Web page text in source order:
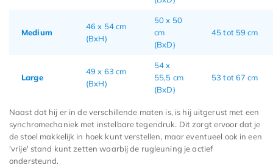
Medium
46 x 54 cm
(BxH)
50 x 50
cm
(BxD)
45 tot 59 cm
Large
49 x 63 cm
(BxH)
54 x
55,5 cm
(BxD)
53 tot 67 cm
Naast dat hij er in de verschillende maten is, is hij uitgerust met een
synchromechaniek met instelbare tegendruk. Dit zorgt ervoor dat je
de stoel makkelijk in hoek kunt verstellen, maar eventueel ook in een
'vrije' stand kunt zetten waarbij de rugleuning je actief
ondersteund.